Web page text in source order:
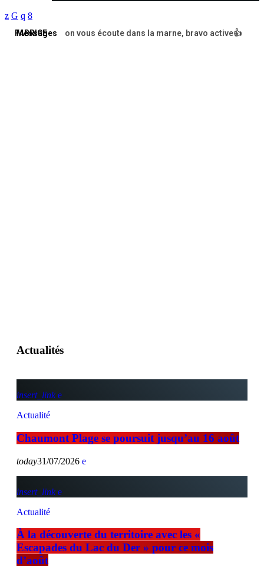
Messages
FABRICE on vous écoute dans la marne, bravo active👍
Actualités
insert_link
Actualité
Chaumont Plage se poursuit jusqu’au 16 août
today31/07/2026
insert_link
Actualité
À la découverte du territoire avec les «
Escapades du Lac du Der » pour ce mois
d’août